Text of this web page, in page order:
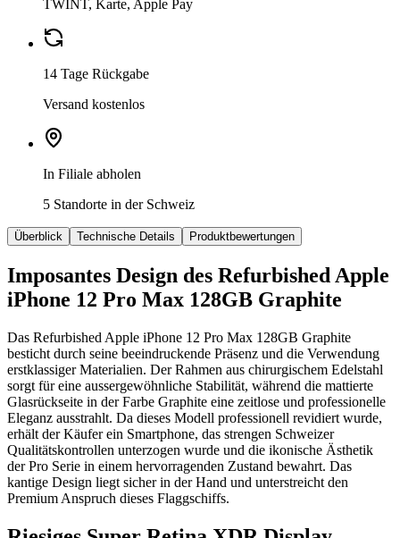
TWINT, Karte, Apple Pay
14 Tage Rückgabe
Versand kostenlos
In Filiale abholen
5 Standorte in der Schweiz
Überblick Technische Details Produktbewertungen
Imposantes Design des Refurbished Apple
iPhone 12 Pro Max 128GB Graphite
Das Refurbished Apple iPhone 12 Pro Max 128GB Graphite
besticht durch seine beeindruckende Präsenz und die Verwendung
erstklassiger Materialien. Der Rahmen aus chirurgischem Edelstahl
sorgt für eine aussergewöhnliche Stabilität, während die mattierte
Glasrückseite in der Farbe Graphite eine zeitlose und professionelle
Eleganz ausstrahlt. Da dieses Modell professionell revidiert wurde,
erhält der Käufer ein Smartphone, das strengen Schweizer
Qualitätskontrollen unterzogen wurde und die ikonische Ästhetik
der Pro Serie in einem hervorragenden Zustand bewahrt. Das
kantige Design liegt sicher in der Hand und unterstreicht den
Premium Anspruch dieses Flaggschiffs.